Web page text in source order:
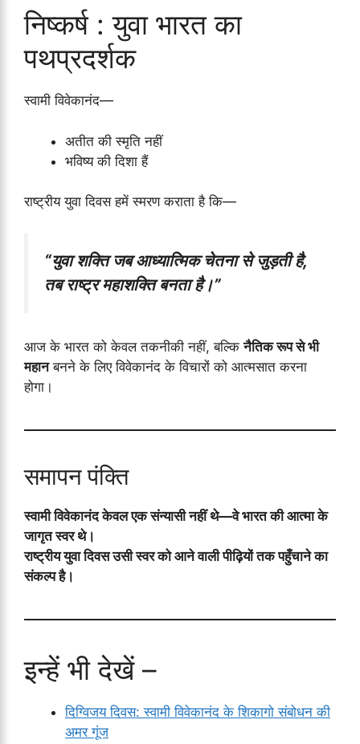
निष्कर्ष : युवा भारत का
पथप्रदर्शक
स्वामी विवेकानंद—
अतीत की स्मृति नहीं
भविष्य की दिशा हैं
राष्ट्रीय युवा दिवस हमें स्मरण कराता है कि—
“युवा शक्ति जब आध्यात्मिक चेतना से जुड़ती है,
तब राष्ट्र महाशक्ति बनता है।”
आज के भारत को केवल तकनीकी नहीं, बल्किनैतिक रूप से भी
महानबनने के लिए विवेकानंद के विचारों को आत्मसात करना
होगा।
समापन पंक्ति
स्वामी विवेकानंद केवल एक संन्यासी नहीं थे—वे भारत की आत्मा के
जागृत स्वर थे।
राष्ट्रीय युवा दिवस उसी स्वर को आने वाली पीढ़ियों तक पहुँचाने का
संकल्प है।
इन्हें भी देखें –
दिग्विजय दिवस: स्वामी विवेकानंद के शिकागो संबोधन की
अमर गूंज